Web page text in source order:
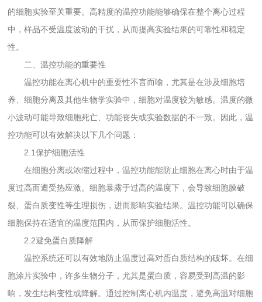
的细胞实验至关重要。高精度的温控功能能够确保在整个离心过程
中，样品不受温度波动的干扰，从而提高实验结果的可靠性和稳定
性。
二、温控功能的重要性
温控功能在离心机中的重要性不言而喻，尤其是在涉及细胞培
养、细胞分离及其他生物学实验中，细胞对温度较为敏感。温度的微
小波动可能导致细胞死亡、功能丧失或实验数据的不一致。因此，温
控功能可以有效解决以下几个问题：
2.1保护细胞活性
在细胞分离或浓缩过程中，温控功能能防止细胞在离心时由于温
度过高而遭受热应激。细胞暴露于过高的温度下，会导致细胞膜破
裂、蛋白质变性等生理损伤，进而影响实验结果。温控功能可以确保
细胞保持在适宜的温度范围内，从而保护细胞活性。
2.2避免蛋白质降解
温控系统还可以有效地防止温度过高对蛋白质结构的破坏。在细
胞涂片实验中，许多生物分子，尤其是蛋白质，容易受到高温的影
响，发生结构变性或降解。通过控制离心机内温度，避免高温对细胞